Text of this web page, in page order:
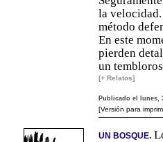
la
método
En este
pierden
un
[+ Relatos]
Publicado el lunes,
[Versión para
UN BOSQUE.